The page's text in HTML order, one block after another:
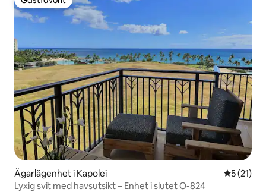
Gästfavorit
Ägarlägenhet i Kapolei 5 av 5 i
5 (21)
Lyxig svit med havsutsikt – Enhet i slutet O-824